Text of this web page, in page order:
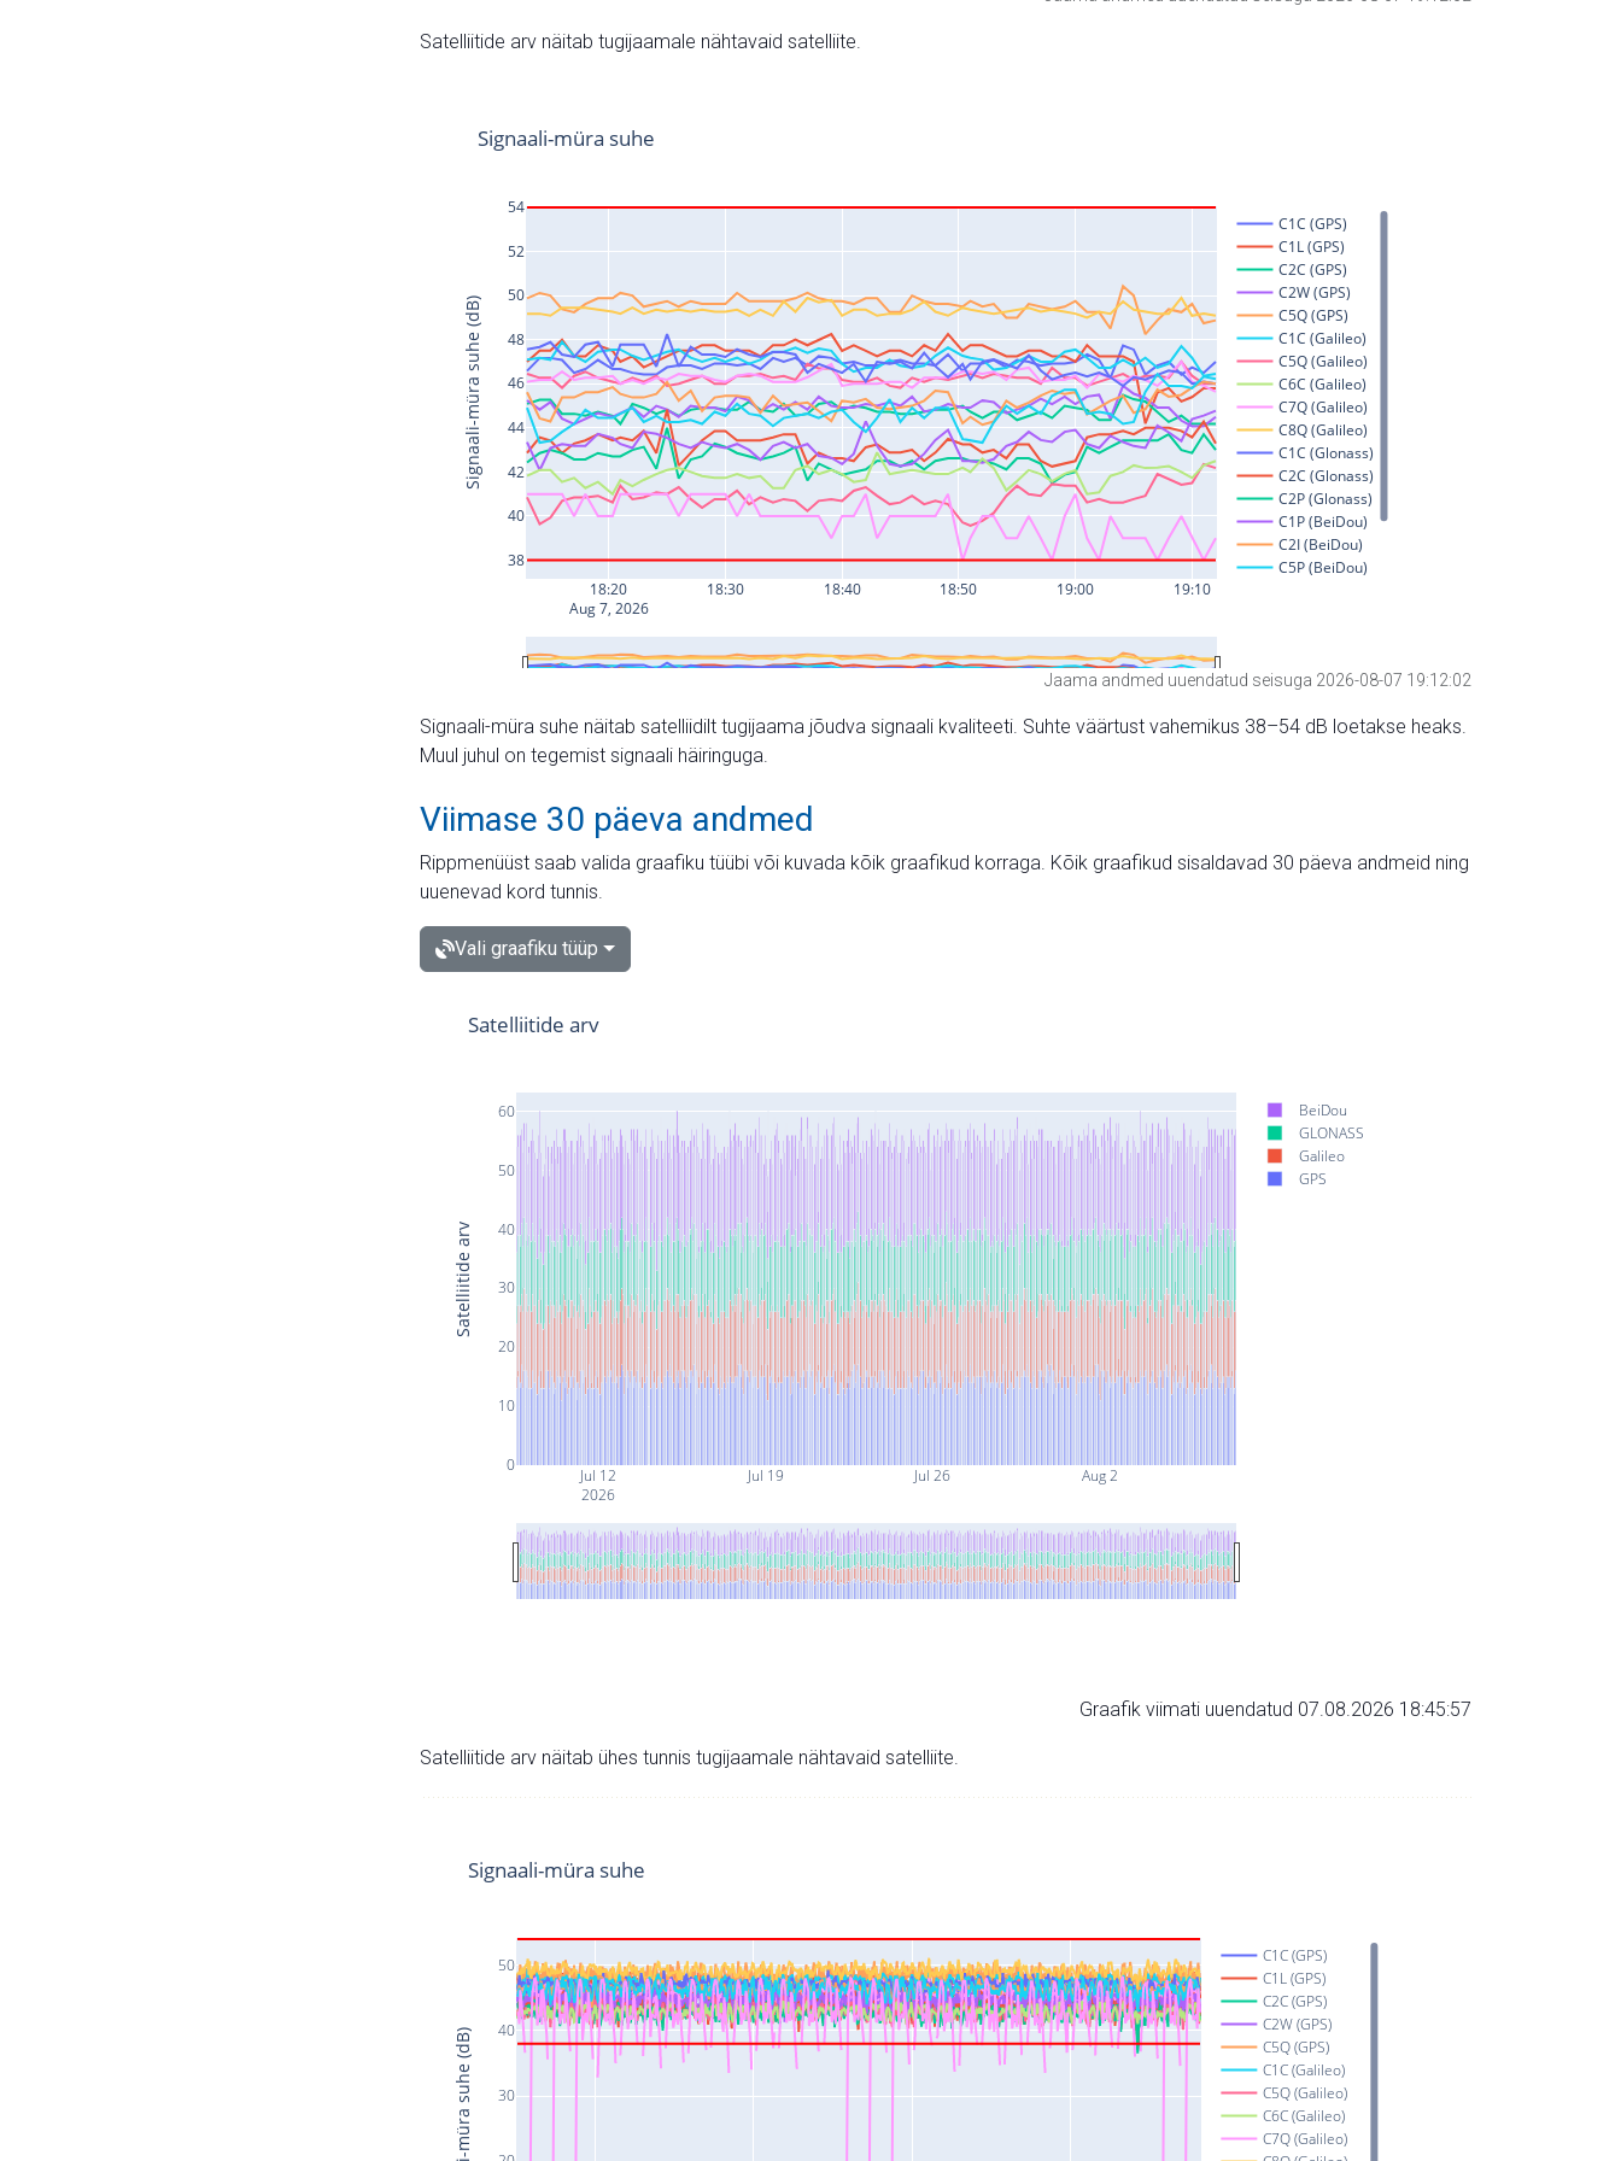
Satelliitide arv näitab tugijaamale nähtavaid satelliite.
Jaama andmed uuendatud seisuga 2026-08-07 19:12:02
Signaali-müra suhe näitab satelliidilt tugijaama jõudva signaali kvaliteeti. Suhte väärtust vahemikus 38–54 dB loetakse heaks.
Muul juhul on tegemist signaali häiringuga.
Viimase 30 päeva andmed
Rippmenüüst saab valida graafiku tüübi või kuvada kõik graafikud korraga. Kõik graafikud sisaldavad 30 päeva andmeid ning
uuenevad kord tunnis.
Vali graafiku tüüp
Jul 12
2026
Jul 19 Jul 26 Aug 2
0
10
20
30
40
50
60
BeiDou
GLONASS
Galileo
GPS
Satelliitide arv
Satelliitide arv
Graafik viimati uuendatud 07.08.2026 18:45:57
Satelliitide arv näitab ühes tunnis tugijaamale nähtavaid satelliite.
30
40
50
C1C (GPS)
C1L (GPS)
C2C (GPS)
C2W (GPS)
C5Q (GPS)
C1C (Galileo)
C5Q (Galileo)
C6C (Galileo)
C7Q (Galileo)
Signaali-müra suhe